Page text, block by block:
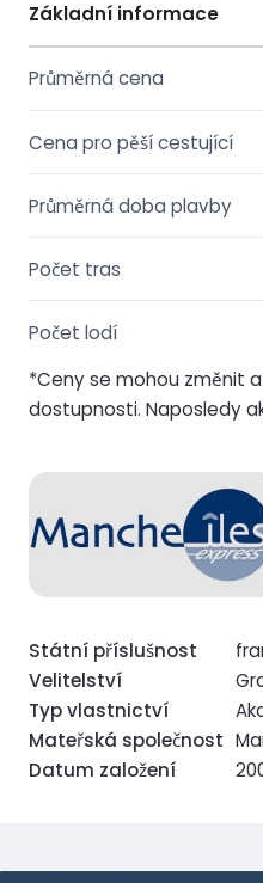
Základní informace
Průměrná cena
Cena pro pěší cestující
Průměrná doba plavby
Počet tras
Počet lodí
*Ceny se mohou změnit
dostupnosti. Naposledy
Státní příslušnost
Velitelství
Typ vlastnictví
Mateřská společnost
Datum založení